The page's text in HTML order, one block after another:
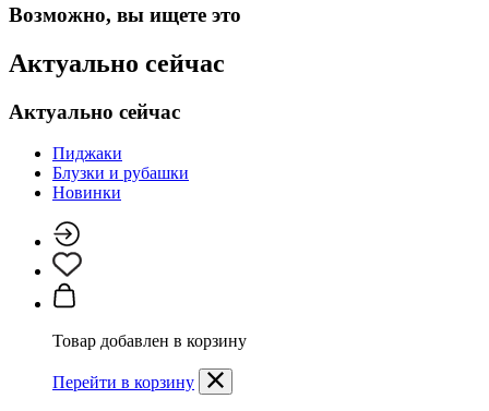
Возможно, вы ищете это
Актуально сейчас
Актуально сейчас
Пиджаки
Блузки и рубашки
Новинки
Товар добавлен в корзину
Перейти в корзину